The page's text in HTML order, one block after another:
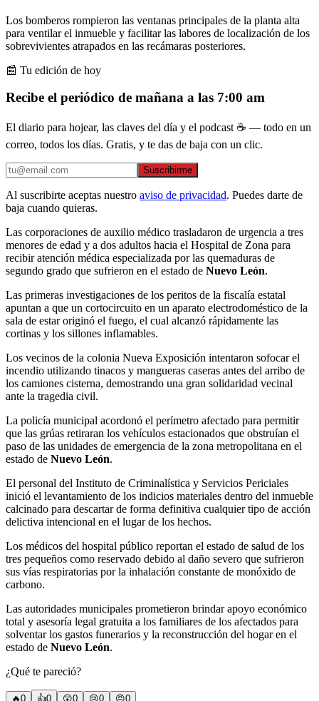
Los bomberos rompieron las ventanas principales de la planta alta
para ventilar el inmueble y facilitar las labores de localización de los
sobrevivientes atrapados en las recámaras posteriores.
📰 Tu edición de hoy
Recibe el periódico de mañana a las 7:00 am
El diario para hojear, las claves del día y el podcast ☕ — todo en un
correo, todos los días. Gratis, y te das de baja con un clic.
Suscribirme
Al suscribirte aceptas nuestro aviso de privacidad. Puedes darte de
baja cuando quieras.
Las corporaciones de auxilio médico trasladaron de urgencia a tres
menores de edad y a dos adultos hacia el Hospital de Zona para
recibir atención médica especializada por las quemaduras de
segundo grado que sufrieron en el estado de Nuevo León.
Las primeras investigaciones de los peritos de la fiscalía estatal
apuntan a que un cortocircuito en un aparato electrodoméstico de la
sala de estar originó el fuego, el cual alcanzó rápidamente las
cortinas y los sillones inflamables.
Los vecinos de la colonia Nueva Exposición intentaron sofocar el
incendio utilizando tinacos y mangueras caseras antes del arribo de
los camiones cisterna, demostrando una gran solidaridad vecinal
ante la tragedia civil.
La policía municipal acordonó el perímetro afectado para permitir
que las grúas retiraran los vehículos estacionados que obstruían el
paso de las unidades de emergencia de la zona metropolitana en el
estado de Nuevo León.
El personal del Instituto de Criminalística y Servicios Periciales
inició el levantamiento de los indicios materiales dentro del inmueble
calcinado para descartar de forma definitiva cualquier tipo de acción
delictiva intencional en el lugar de los hechos.
Los médicos del hospital público reportan el estado de salud de los
tres pequeños como reservado debido al daño severo que sufrieron
sus vías respiratorias por la inhalación constante de monóxido de
carbono.
Las autoridades municipales prometieron brindar apoyo económico
total y asesoría legal gratuita a los familiares de los afectados para
solventar los gastos funerarios y la reconstrucción del hogar en el
estado de Nuevo León.
¿Qué te pareció?
🔥0 👍0 😲0 😢0 😠0